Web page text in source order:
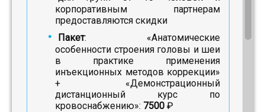
корпоративным партнерам
предоставляются скидки
Пакет: «Анатомические
особенности строения головы и шеи
в практике применения
инъекционных методов коррекции»
+ «Демонстрационный
дистанционный курс по
кровоснабжению»: 7500 ₽